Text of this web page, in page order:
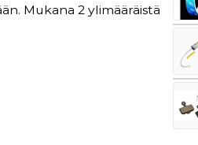
Mukana 2 ylimääräistä